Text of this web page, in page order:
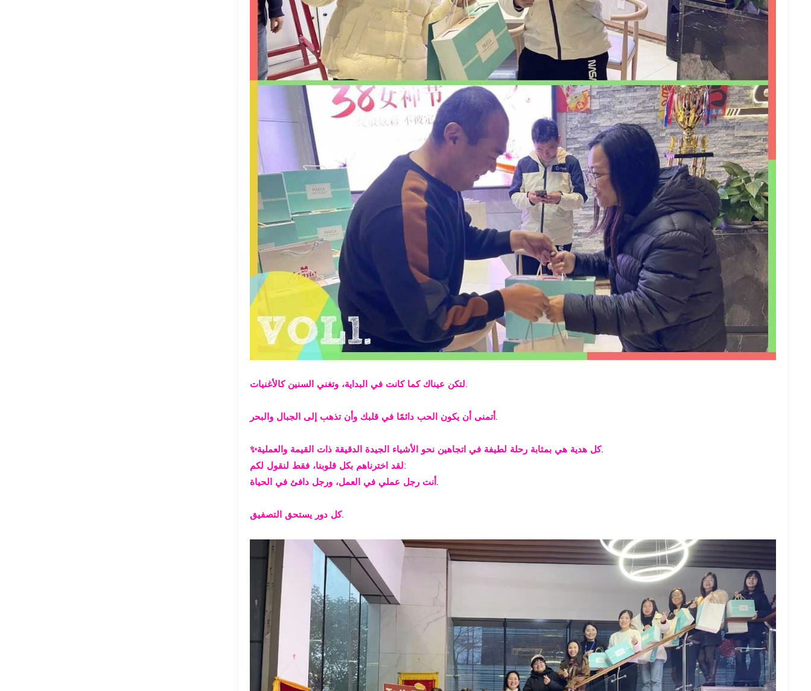
لتكن عيناك كما كانت في البداية، وتغني السنين كالأغنيات.
أتمنى أن يكون الحب دائمًا في قلبك وأن تذهب إلى الجبال والبحر.
✨كل هدية هي بمثابة رحلة لطيفة في اتجاهين نحو الأشياء الجيدة الدقيقة ذات القيمة والعملية.
لقد اخترناهم بكل قلوبنا، فقط لنقول لكم:
أنت رجل عملي في العمل، ورجل دافئ في الحياة.
كل دور يستحق التصفيق.